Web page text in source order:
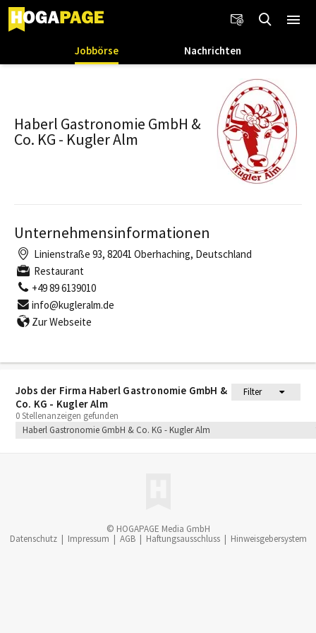
Jobbörse Nachrichten
Jobs der Firma Haberl Gastronomie GmbH &
Co. KG - Kugler Alm
Filter
0 Stellenanzeigen gefunden
Haberl Gastronomie GmbH & Co. KG - Kugler Alm
Haberl Gastronomie GmbH &
Co. KG - Kugler Alm
Unternehmensinformationen
Linienstraße 93, 82041 Oberhaching, Deutschland
Restaurant
+49 89 6139010
info@kugleralm.de
Zur Webseite
© HOGAPAGE Media GmbH
Datenschutz | Impressum | AGB | Haftungsausschluss | Hinweisgebersystem